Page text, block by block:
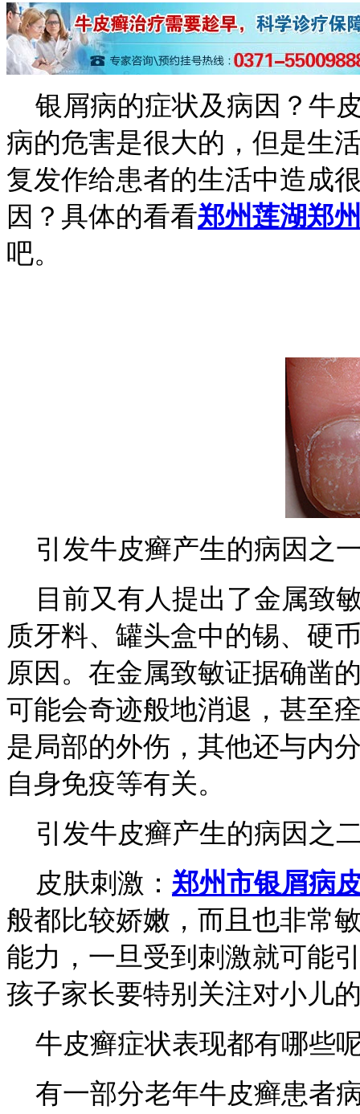
银屑病的症状及病因？牛
病的危害是很大的，但是生
复发作给患者的生活中造成
因？具体的看看郑州莲湖郑
吧。
引发牛皮癣产生的病因之
目前又有人提出了金属致
质牙料、罐头盒中的锡、硬
原因。在金属致敏证据确凿
可能会奇迹般地消退，甚至
是局部的外伤，其他还与内
自身免疫等有关。
引发牛皮癣产生的病因之
皮肤刺激： 郑州市银屑病
般都比较娇嫩，而且也非常
能力，一旦受到刺激就可能
孩子家长要特别关注对小儿
牛皮癣症状表现都有哪些
有一部分老年牛皮癣患者